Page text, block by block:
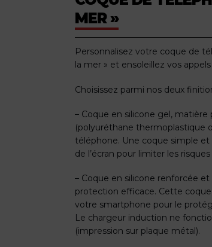
MER »
Personnalisez votre coque de
la mer » et ensoleillez vos appels
Choisissez parmi nos deux
– Coque en silicone gel,
(polyuréthane thermoplastique
téléphone. Une coque simple
de l’écran pour limiter les
– Coque en silicone renforcée
protection efficace. Cette
votre smartphone pour le
Le chargeur induction ne
(impression sur plaque métal).